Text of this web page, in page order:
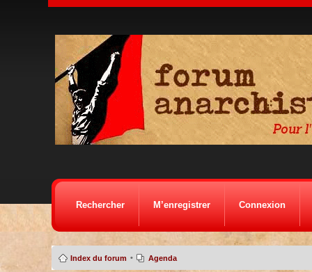
Rechercher M’enregistrer Connexion
Index du forum • Agenda